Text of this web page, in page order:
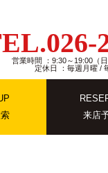
営業時間 ：9:30～19:00（
定休日 ：毎週月曜 /
来店